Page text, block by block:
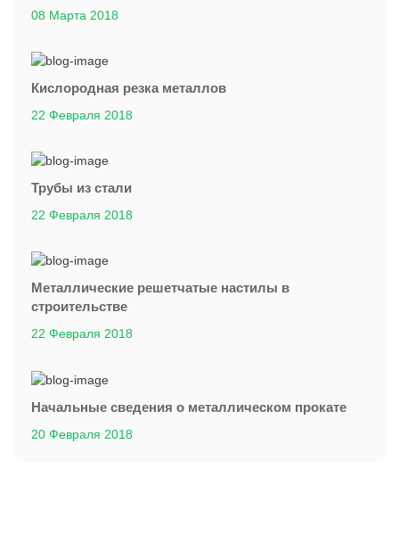
08 Марта 2018
Кислородная резка металлов
22 Февраля 2018
Трубы из стали
22 Февраля 2018
Металлические решетчатые настилы в
строительстве
22 Февраля 2018
Начальные сведения о металлическом прокате
20 Февраля 2018